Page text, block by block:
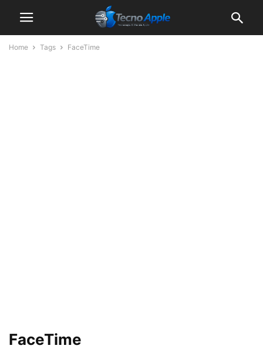
Home Tags FaceTime
FaceTime